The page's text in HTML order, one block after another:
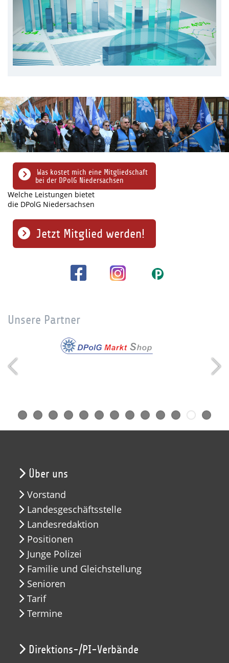
Was kostet mich eine Mitgliedschaft
bei der DPolG Niedersachsen
Welche Leistungen bietet
die DPolG Niedersachsen
Jetzt Mitglied werden!
Unsere Partner
Über uns
Vorstand
Landesgeschäftsstelle
Landesredaktion
Positionen
Junge Polizei
Familie und Gleichstellung
Senioren
Tarif
Termine
Direktions-/PI-Verbände